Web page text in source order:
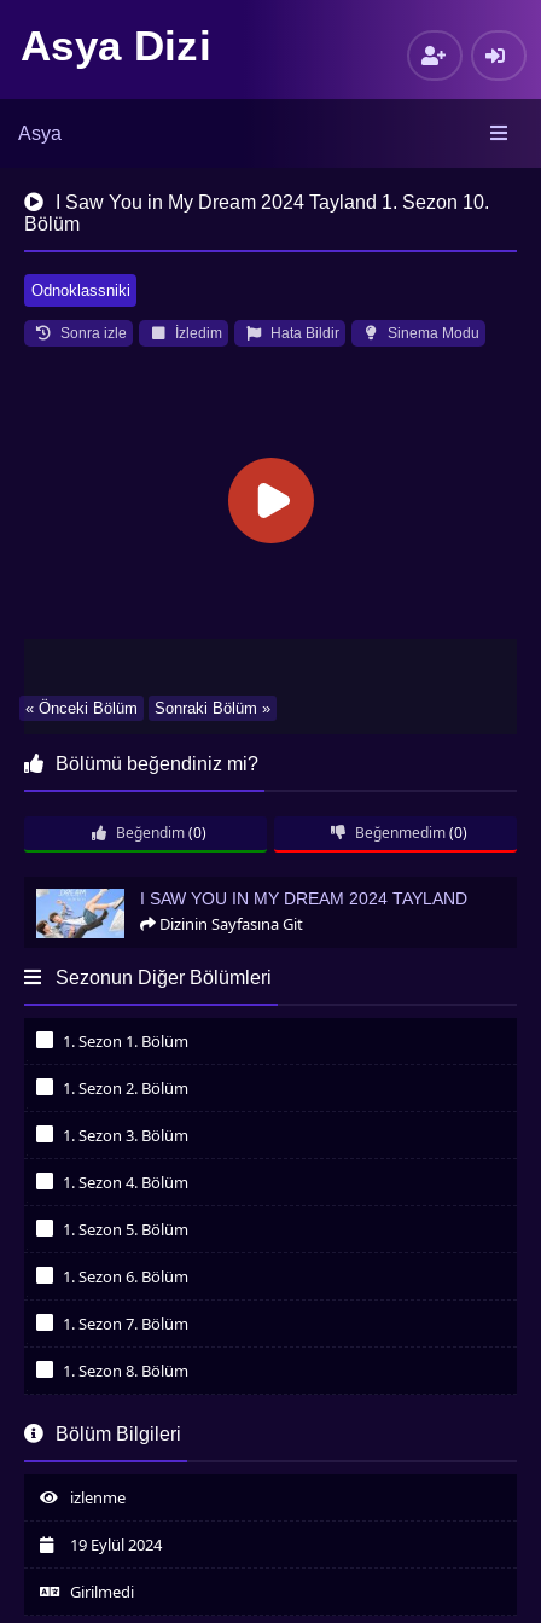
Asya Dizi
Asya
I Saw You in My Dream 2024 Tayland 1. Sezon 10.
Bölüm
Odnoklassniki
Sonra izle İzledim Hata Bildir Sinema Modu
Sonraki Bölüm »
« Önceki Bölüm
Bölümü beğendiniz mi?
Beğendim (0) Beğenmedim (0)
I Saw You in My Dream 2024 Tayland
I SAW YOU IN MY DREAM 2024 TAYLAND
Dizinin Sayfasına Git
Sezonun Diğer Bölümleri
1. Sezon 1. Bölüm
1. Sezon 2. Bölüm
1. Sezon 3. Bölüm
1. Sezon 4. Bölüm
1. Sezon 5. Bölüm
1. Sezon 6. Bölüm
1. Sezon 7. Bölüm
1. Sezon 8. Bölüm
İzledim
İzledim
1. Sezon 11. Bölüm
İzledim
Bölüm Bilgileri
izlenme
19 Eylül 2024
Girilmedi